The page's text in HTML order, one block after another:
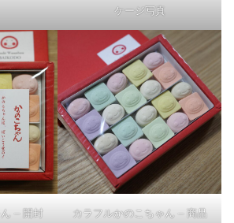
ケージ写真
– 開封
カラフルかのこちゃん – 商品